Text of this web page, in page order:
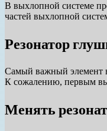
В выхлопной системе
частей выхлопной
Резонатор
Самый важный элемент в
К сожалению, первым
Менять